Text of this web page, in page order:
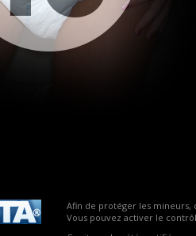
Afin de protéger les mineurs,
Vous pouvez activer le
Mot de passe